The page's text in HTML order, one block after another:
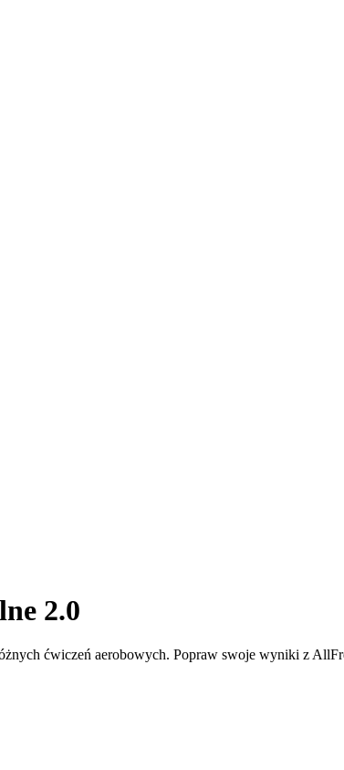
2.0
ćwiczeń aerobowych. Popraw swoje wyniki z